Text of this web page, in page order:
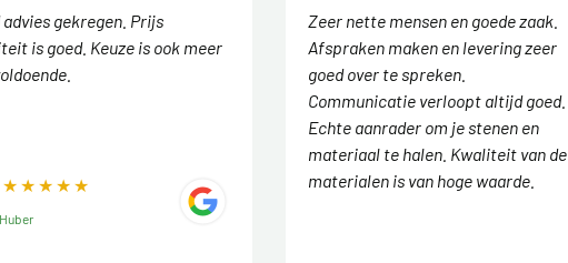
advies gekregen. Prijs
is goed. Keuze is ook meer
Zeer nette mensen en goede zaak.
Afspraken maken en levering zeer
goed over te spreken.
Communicatie verloopt altijd goed.
Echte aanrader om je stenen en
materiaal te halen. Kwaliteit van de
materialen is van hoge waarde.